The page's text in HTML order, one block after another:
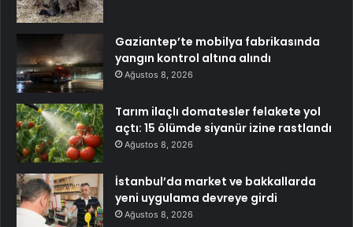
Gaziantep’te mobilya fabrikasında
yangın kontrol altına alındı
Ağustos 8, 2026
Tarım ilaçlı domatesler felakete yol
açtı: 15 ölümde siyanür izine rastlandı
Ağustos 8, 2026
İstanbul’da market ve bakkallarda
yeni uygulama devreye girdi
Ağustos 8, 2026